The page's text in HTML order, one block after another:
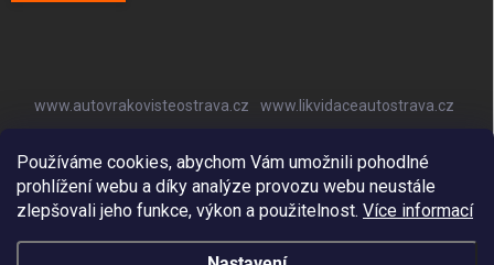
Používáme cookies, abychom Vám umožnili pohodlné
prohlížení webu a díky analýze provozu webu neustále
zlepšovali jeho funkce, výkon a použitelnost. Více informací
www.autovrakovisteostrava.cz
www.likvidaceautostrava.cz